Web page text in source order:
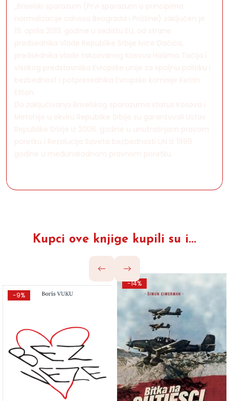
„Briselski sporazum (Prvi sporazum o principima
normalizacije odnosa Beograda i Prištine) zaključen je
19. aprila 2013. godine u sedištu EU, od strane
predsednika Vlade Republike Srbije Ivice Dačića,
predsednika vlade takozvanog Kosova Hašima Tačija i
visokog predstavniika Evropske unije za spoljnu politiku i
bezbednost i potpresednika Evropske komisije Ketrin
Ešton.
Do zaključivanja Briselskog sporazuma status Kosova i
Metohije u okviru Republike Srbije su garantovali Ustav
Republike Srbije iz 2006. godine u unutrašnjem pravom
poretku i Rezolucija Saveta bezbednosti UN iz 1999.
godine u međunarodnom pravnom poretku.
Kupci ove knjige kupili su i...
-9%
-14%